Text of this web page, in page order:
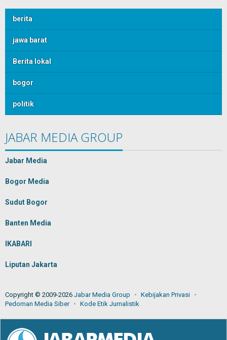
berita
jawa barat
Berita lokal
bogor
politik
JABAR MEDIA GROUP
Jabar Media
Bogor Media
Sudut Bogor
Banten Media
IKABARI
Liputan Jakarta
Copyright © 2009-2026 Jabar Media Group
Kebijakan Privasi
Pedoman Media Siber
Kode Etik Jurnalistik